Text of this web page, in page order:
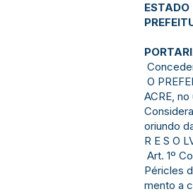
ESTADO
O
ACRE,
oriundo
R E S O
Art. 1º
Péricles
mento a